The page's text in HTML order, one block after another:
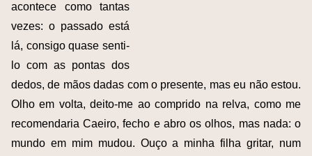
acontece como tantas
vezes: o passado está
lá, consigo quase senti-
lo com as pontas dos
dedos, de mãos dadas com o presente, mas eu não estou.
Olho em volta, deito-me ao comprido na relva, como me
recomendaria Caeiro, fecho e abro os olhos, mas nada: o
mundo em mim mudou. Ouço a minha filha gritar, num